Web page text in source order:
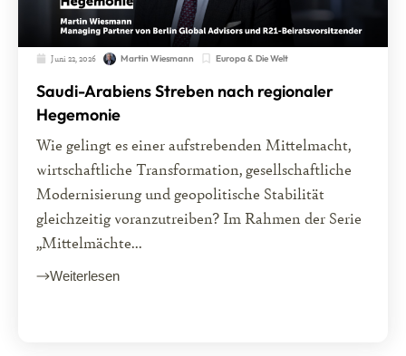
Juni 22, 2026 Martin Wiesmann Europa & Die Welt
Saudi-Arabiens Streben nach regionaler
Hegemonie
Wie gelingt es einer aufstrebenden Mittelmacht,
wirtschaftliche Transformation, gesellschaftliche
Modernisierung und geopolitische Stabilität
gleichzeitig voranzutreiben? Im Rahmen der Serie
„Mittelmächte...
Weiterlesen